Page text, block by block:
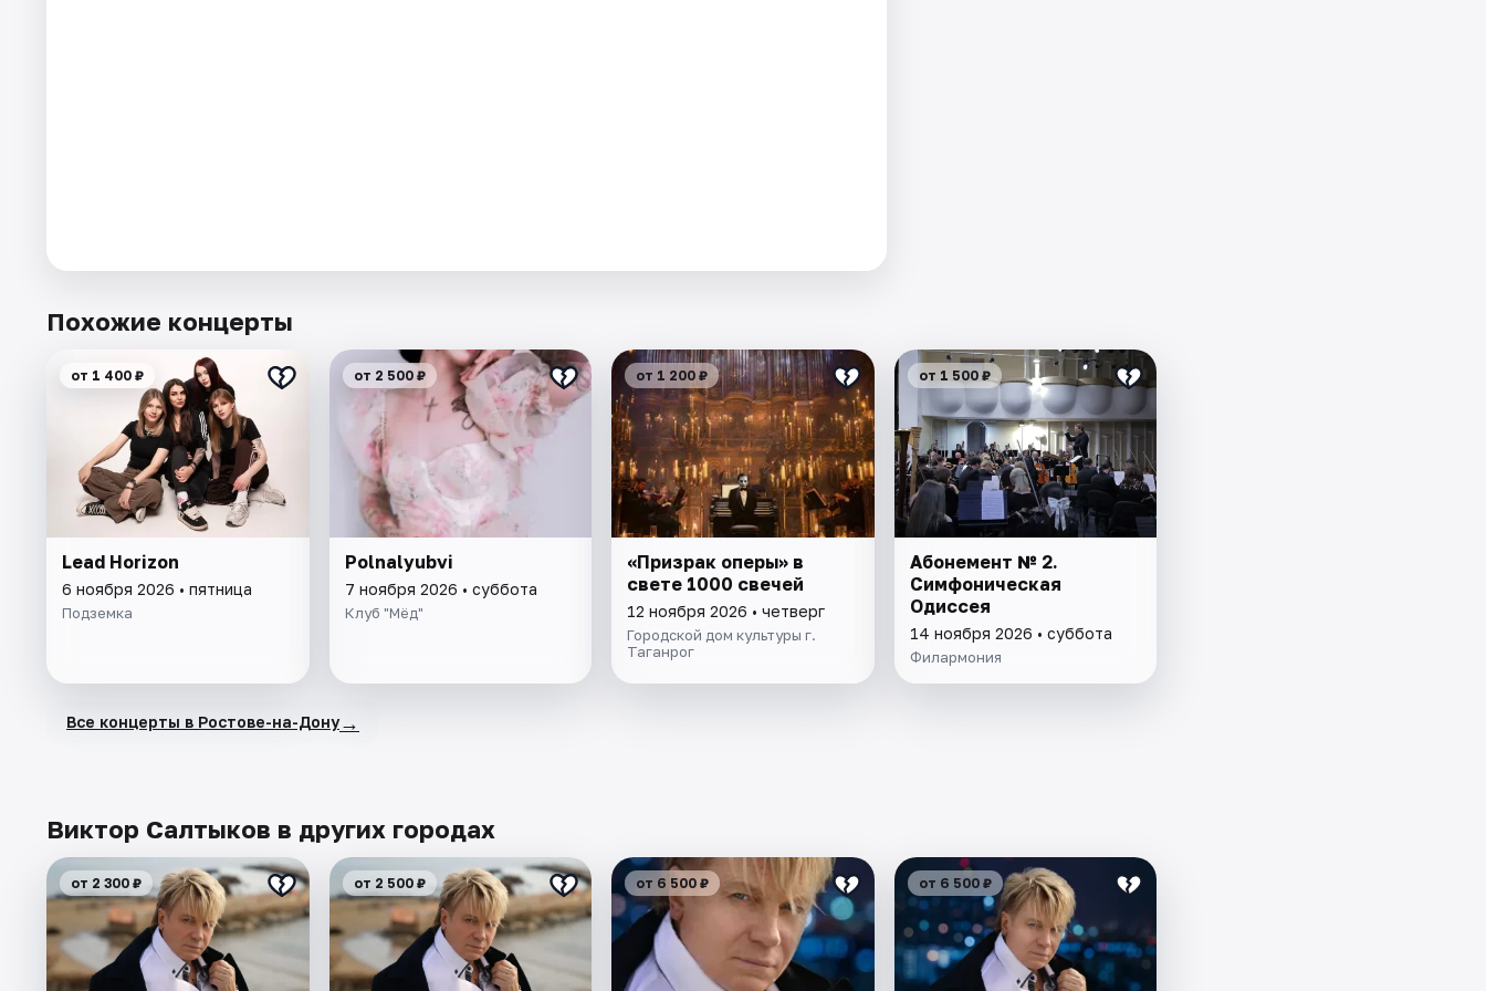
Похожие концерты
от 1 400 ₽
Lead Horizon
6 ноября 2026 • пятница
Подземка
от 2 500 ₽
Polnalyubvi
7 ноября 2026 • суббота
Клуб "Мёд"
от 1 200 ₽
«Призрак оперы» в
свете 1000 свечей
12 ноября 2026 • четверг
Городской дом культуры г.
Таганрог
от 1 500 ₽
Абонемент № 2.
Симфоническая
Одиссея
14 ноября 2026 • суббота
Филармония
Все концерты в Ростове-на-Дону→
Виктор Салтыков в других городах
от 2 300 ₽ от 2 500 ₽ от 6 500 ₽ от 6 500 ₽